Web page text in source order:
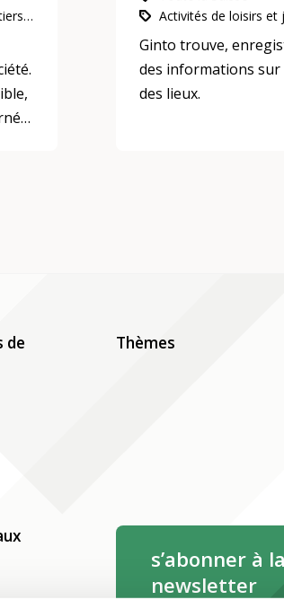
Vivre ensemble, voisinage et quartiers, Participation, intégration et inclusion
Ginto trouve,
des informations sur
des lieux.
de
Thèmes
s’abonner à la
newsletter